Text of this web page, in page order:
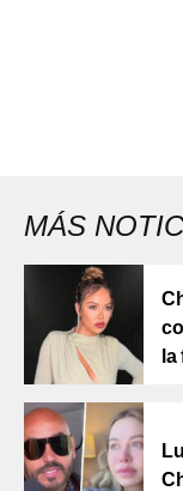
MÁS